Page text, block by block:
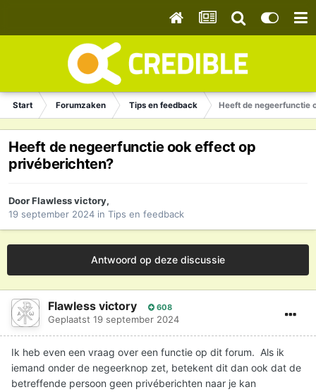
Start Forumzaken Tips en feedback Heeft de negeerfunctie
Heeft de negeerfunctie ook effect op
privéberichten?
DoorFlawless victory,
19 september 2024 in Tips en feedback
Antwoord op deze discussie
Flawless victory 608
Geplaatst 19 september 2024
Ik heb even een vraag over een functie op dit forum. Als ik
iemand onder de negeerknop zet, betekent dit dan ook dat de
betreffende persoon geen privéberichten naar je kan